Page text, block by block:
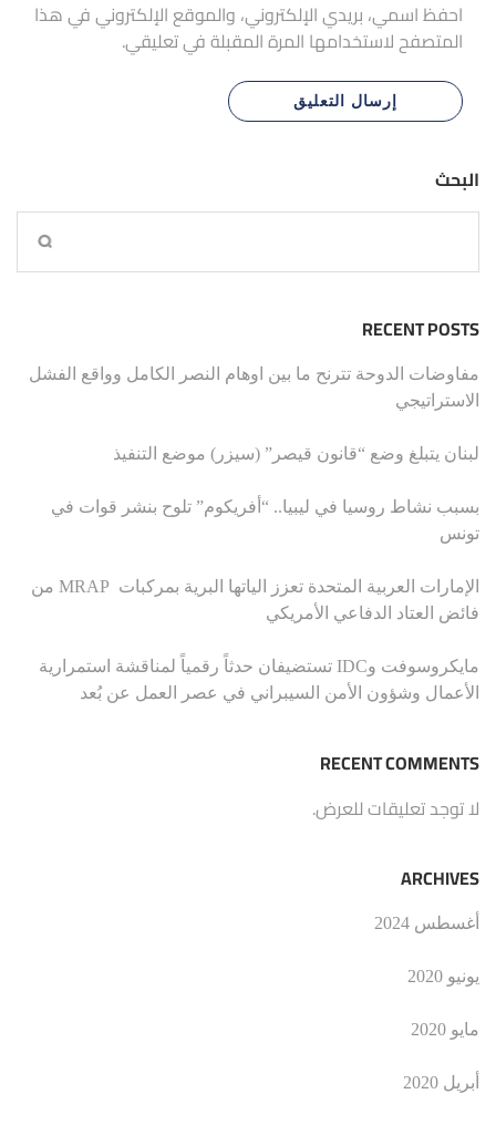
احفظ اسمي، بريدي الإلكتروني، والموقع الإلكتروني في هذا
المتصفح لاستخدامها المرة المقبلة في تعليقي.
البحث
RECENT POSTS
مفاوضات الدوحة تترنح ما بين اوهام النصر الكامل وواقع الفشل
الاستراتيجي
لبنان يتبلغ وضع “قانون قيصر” (سيزر) موضع التنفيذ
بسبب نشاط روسيا في ليبيا.. “أفريكوم” تلوح بنشر قوات في
تونس
الإمارات العربية المتحدة تعزز الياتها البرية بمركبات MRAP من
فائض العتاد الدفاعي الأمريكي
مايكروسوفت وIDC تستضيفان حدثاً رقمياً لمناقشة استمرارية
الأعمال وشؤون الأمن السيبراني في عصر العمل عن بُعد
RECENT COMMENTS
لا توجد تعليقات للعرض.
ARCHIVES
أغسطس 2024
يونيو 2020
مايو 2020
أبريل 2020